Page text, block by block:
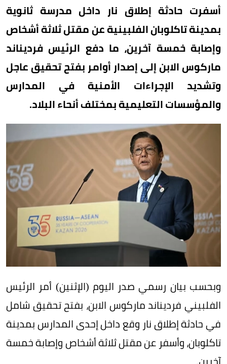
أسفرت حادثة إطلاق نار داخل مدرسة ثانوية
بمدينة تاكلوبان الفلبينية عن مقتل ثلاثة أشخاص
وإصابة خمسة آخرين، ما دفع الرئيس فرديناند
ماركوس الابن إلى إصدار أوامر بفتح تحقيق عاجل
وتشديد الإجراءات الأمنية في المدارس
والمؤسسات التعليمية بمختلف أنحاء البلاد.
وبحسب بيان رسمي صدر اليوم (الإثنين) أمر الرئيس
الفلبيني فرديناند ماركوس الابن، بفتح تحقيق شامل
في حادثة إطلاق نار وقع داخل إحدى المدارس بمدينة
تاكلوبان، وأسفر عن مقتل ثلاثة أشخاص وإصابة خمسة